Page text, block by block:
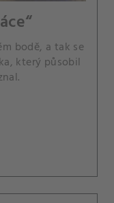
bodě, a tak se
který působil